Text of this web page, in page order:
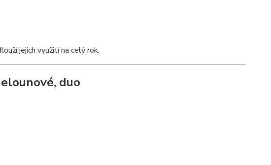
jejich využití na celý rok.
duo